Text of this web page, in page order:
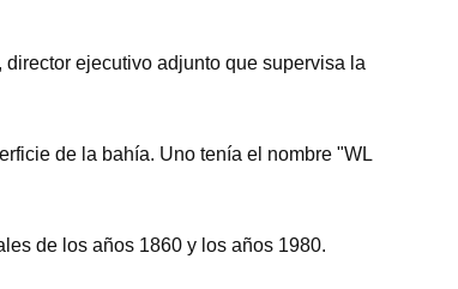
ejecutivo adjunto que supervisa la
de la bahía. Uno tenía el nombre "WL
de los años 1860 y los años 1980.